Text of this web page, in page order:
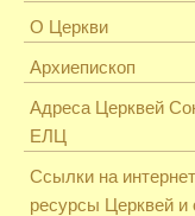
О Церкви
Архиепископ
Адреса Церквей
ЕЛЦ
Ссылки на
ресурсы Церквей